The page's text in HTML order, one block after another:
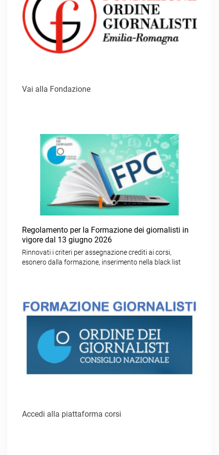
Vai alla Fondazione
Regolamento per la Formazione dei giornalisti in
vigore dal 13 giugno 2026
Rinnovati i criteri per assegnazione crediti ai corsi,
esonero dalla formazione, inserimento nella black list
Accedi alla piattaforma corsi